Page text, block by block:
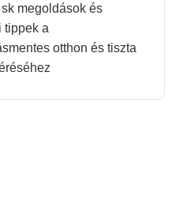
megoldások és
tippek a
otthon és tiszta